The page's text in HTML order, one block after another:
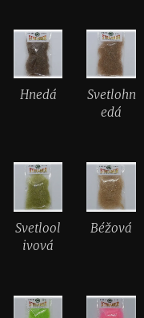
Hnedá
Svetlohn
edá
Svetlool
ivová
Béžová